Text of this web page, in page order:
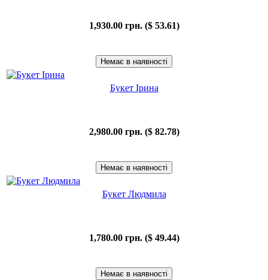
1,930.00 грн. ($ 53.61)
Букет Ірина
2,980.00 грн. ($ 82.78)
Букет Людмила
1,780.00 грн. ($ 49.44)